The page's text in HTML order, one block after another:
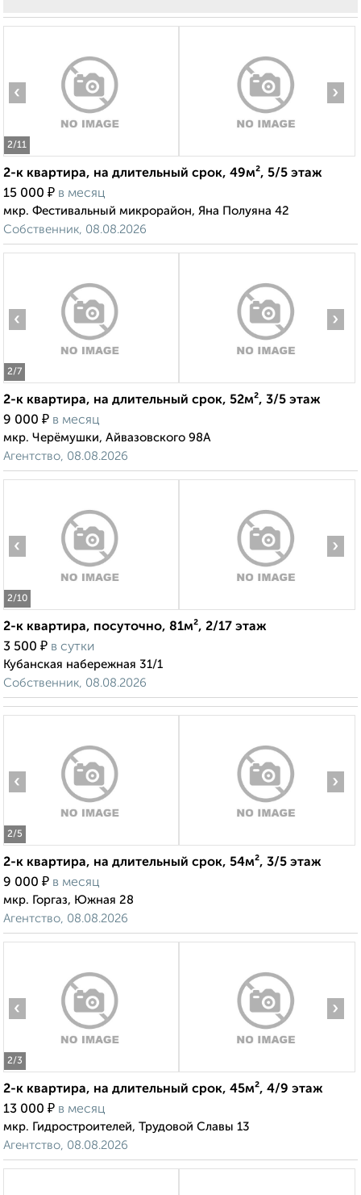
2/11
‹ ›
2-к квартира, на длительный срок, 49м², 5/5 этаж
15 000 ₽ в месяц
мкр. Фестивальный микрорайон, Яна Полуяна 42
Собственник, 08.08.2026
2/7
‹ ›
2-к квартира, на длительный срок, 52м², 3/5 этаж
9 000 ₽ в месяц
мкр. Черёмушки, Айвазовского 98А
Агентство, 08.08.2026
2/10
‹ ›
2-к квартира, посуточно, 81м², 2/17 этаж
3 500 ₽ в сутки
Кубанская набережная 31/1
Собственник, 08.08.2026
2/5
‹ ›
2-к квартира, на длительный срок, 54м², 3/5 этаж
9 000 ₽ в месяц
мкр. Горгаз, Южная 28
Агентство, 08.08.2026
2/3
‹ ›
2-к квартира, на длительный срок, 45м², 4/9 этаж
13 000 ₽ в месяц
мкр. Гидростроителей, Трудовой Славы 13
Агентство, 08.08.2026